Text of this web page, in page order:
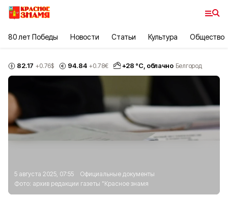
80 лет Победы Новости Статьи Культура Общество
82.17 +0.76$ 94.84 +0.78€ +28 °С, облачно Белгород
5 августа 2025, 07:55
Официальные документы
Фото: архив редакции газеты "Красное знамя